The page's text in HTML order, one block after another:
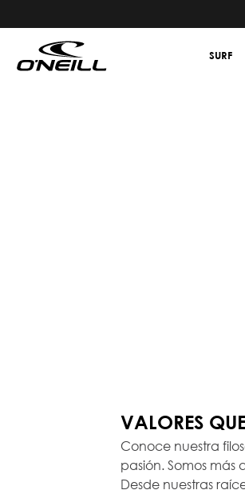
SURF
VALORES
Conoce nuestra
pasión. Somos
Desde nuestras